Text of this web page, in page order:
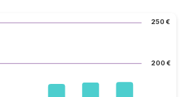
200 €
250 €